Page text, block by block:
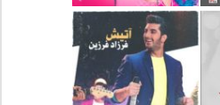
دانلود آهنگ جدید علی
لهراسبی بنام صورت